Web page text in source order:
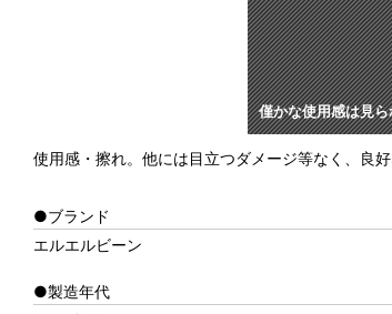
僅かな使用感は見
使用感・擦れ。他には目立つダメージ等なく、良好
●ブランド
エルエルビーン
●製造年代